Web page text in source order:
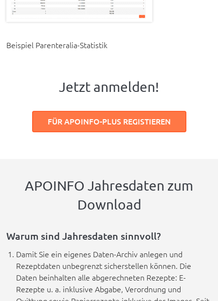
Beispiel Parenteralia-Statistik
Jetzt anmelden!
FÜR APOINFO-PLUS REGISTIEREN
APOINFO Jahresdaten zum
Download
Warum sind Jahresdaten sinnvoll?
Damit Sie ein eigenes Daten-Archiv anlegen und
Rezeptdaten unbegrenzt sicherstellen können. Die
Daten beinhalten alle abgerechneten Rezepte: E-
Rezepte u. a. inklusive Abgabe, Verordnung und